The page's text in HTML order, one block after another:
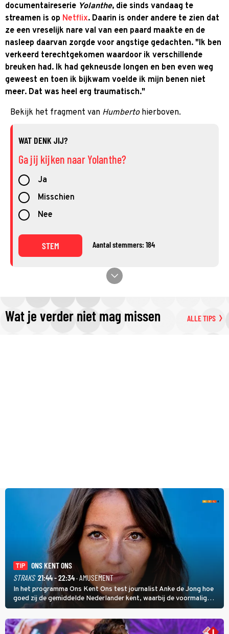
documentaireserie Yolanthe, die sinds vandaag te
streamen is op Netflix. Daarin is onder andere te zien dat
ze een vreselijk nare val van een paard maakte en de
nasleep daarvan zorgde voor angstige gedachten. "Ik ben
verkeerd terechtgekomen waardoor ik verschillende
breuken had. Ik had gekneusde longen en ben even weg
geweest en toen ik bijkwam voelde ik mijn benen niet
meer. Dat was heel erg traumatisch."
Bekijk het fragment van Humbertohierboven.
WAT DENK JIJ?
Ga jij kijken naar Yolanthe?
Ja
Misschien
Nee
STEM Aantal stemmers: 184
Wat je verder niet mag missen ALLE TIPS
TIP
ONS KENT ONS
STRAKS 21:44 - 22:34· AMUSEMENT
In het programma Ons Kent Ons test journalist Anke de Jong hoe
goed zij de gemiddelde Nederlander kent, waarbij de voormalig
hoofdredacteur van modebladen Glamour en Elle het samen met
rapper Keizer opneemt tegen Edson da Graça en Marc-Marie
Huijbregts.